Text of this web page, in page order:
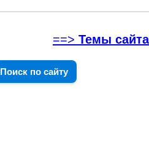
==> Темы сайта
Поиск по сайту